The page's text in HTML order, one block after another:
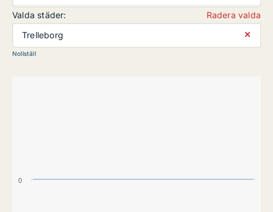
Valda städer:
Radera valda
Trelleborg
⨯
Nollställ
0